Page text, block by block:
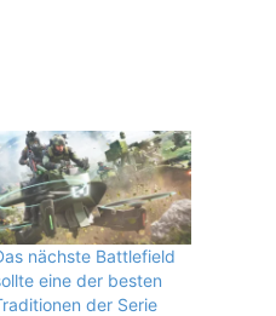
nächste Battlefield
eine der besten
der Serie